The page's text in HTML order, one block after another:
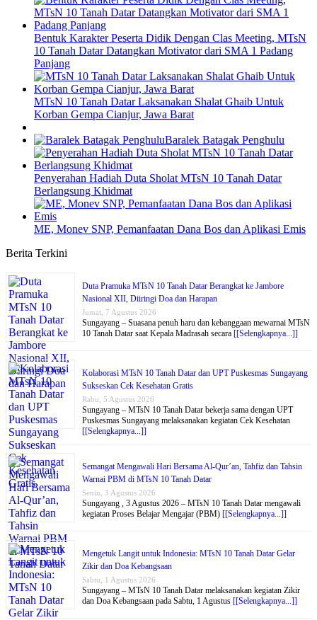
Bentuk Karakter Peserta Didik Dengan Clas Meeting, MTsN
10 Tanah Datar Datangkan Motivator dari SMA 1 Padang
Panjang
MTsN 10 Tanah Datar Laksanakan Shalat Ghaib Untuk
Korban Gempa Cianjur, Jawa Barat
Baralek Batagak Penghulu
Penyerahan Hadiah Duta Sholat MTsN 10 Tanah Datar
Berlangsung Khidmat
ME, Monev SNP, Pemanfaatan Dana Bos dan Aplikasi Emis
Berita Terkini
Duta Pramuka MTsN 10 Tanah Datar Berangkat ke Jambore
Nasional XII, Diiringi Doa dan Harapan
Jumat, 7 Agustus 2026
Sungayang – Suasana penuh haru dan kebanggaan mewarnai MTsN
10 Tanah Datar saat Kepala Madrasah secara [[Selengkapnya...]]
Kolaborasi MTsN 10 Tanah Datar dan UPT Puskesmas Sungayang
Sukseskan Cek Kesehatan Gratis
Rabu, 5 Agustus 2026
Sungayang – MTsN 10 Tanah Datar bekerja sama dengan UPT
Puskesmas Sungayang melaksanakan kegiatan Cek Kesehatan
[[Selengkapnya...]]
Semangat Mengawali Hari Bersama Al-Qur’an, Tahfiz dan Tahsin
Warnai PBM di MTsN 10 Tanah Datar
Senin, 3 Agustus 2026
Sungayang , 3 Agustus 2026 – MTsN 10 Tanah Datar mengawali
kegiatan Proses Belajar Mengajar (PBM) [[Selengkapnya...]]
Mengetuk Langit untuk Indonesia: MTsN 10 Tanah Datar Gelar
Zikir dan Doa Kebangsaan
Sabtu, 1 Agustus 2026
Sungayang – MTsN 10 Tanah Datar melaksanakan kegiatan Zikir
dan Doa Kebangsaan pada Sabtu, 1 Agustus [[Selengkapnya...]]